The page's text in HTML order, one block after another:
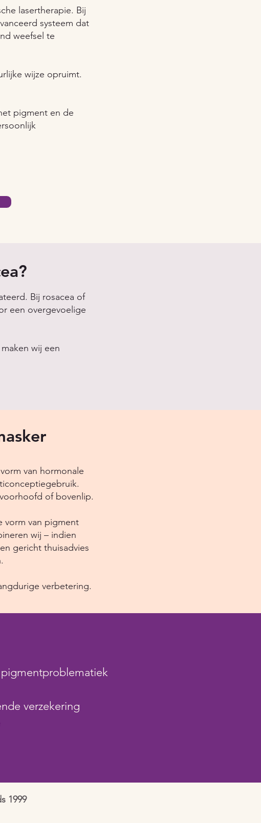
lasertherapie. Bij
systeem dat
weefsel te
wijze opruimt.
pigment en de
Bij rosacea of
een overgevoelige
wij een
van hormonale
of bovenlip.
vorm van pigment
wij – indien
gericht thuisadvies
verbetering.
verzekering
1999